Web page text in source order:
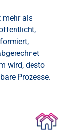
mehr als
wird, desto
Prozesse.